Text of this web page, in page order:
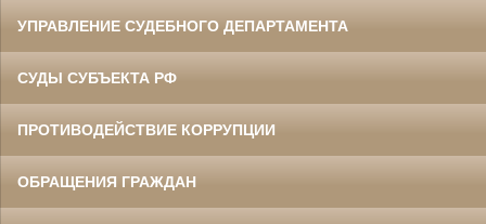
УПРАВЛЕНИЕ СУДЕБНОГО ДЕПАРТАМЕНТА
СУДЫ СУБЪЕКТА РФ
ПРОТИВОДЕЙСТВИЕ КОРРУПЦИИ
ОБРАЩЕНИЯ ГРАЖДАН